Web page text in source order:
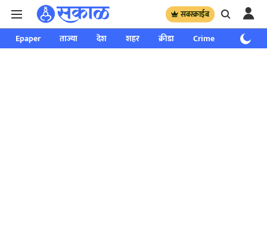
सबस्क्राईब
Epaper ताज्या देश शहर क्रीडा Crime साप्ताहिक